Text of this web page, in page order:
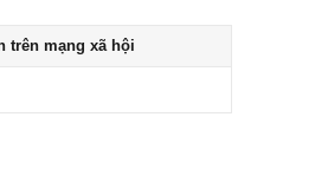
trên mạng xã hội